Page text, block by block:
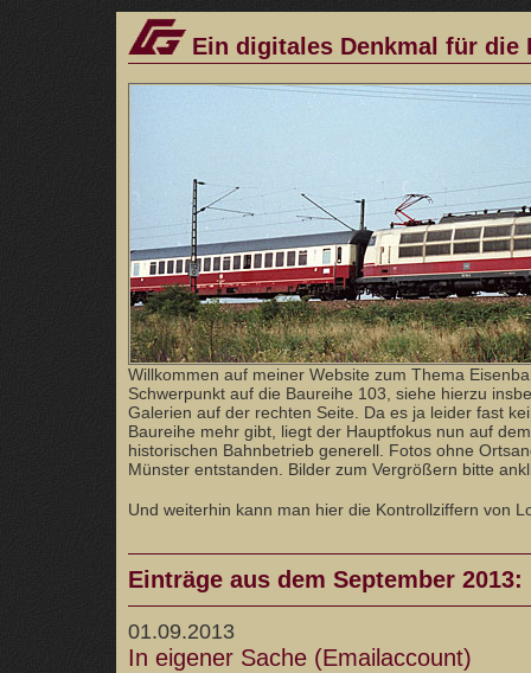
Ein digitales Denkmal für die
Willkommen auf meiner Website zum Thema
Schwerpunkt auf die Baureihe 103, siehe hierzu
Galerien auf der rechten Seite. Da es ja leider fast
Baureihe mehr gibt, liegt der Hauptfokus nun auf
historischen Bahnbetrieb generell. Fotos ohne
Münster entstanden. Bilder zum Vergrößern bitte
Und weiterhin kann man hier die Kontrollziffern von
Einträge aus dem September 2013:
01.09.2013
In eigener Sache (Emailaccount)